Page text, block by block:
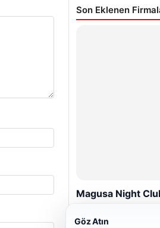
Son Eklenen
Magusa Night
Göz Atın